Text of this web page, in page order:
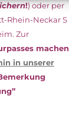
!) oder per
Rhein-Neckar S
Zur
machen
in unserer